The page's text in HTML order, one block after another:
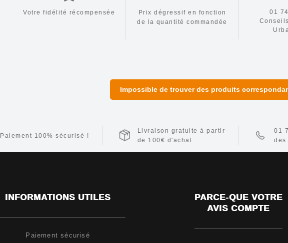
Votre fidélité récompensée
Prix dégressif en fonction
de la quantité commandée
01
Impossible de trouver des produits
Paiement 100% sécurisé !
Livraison gratuite à partir
de 100€ d'achat
01
des
INFORMATIONS UTILES
Paiement sécurisé
PARCE-QUE VOTRE
AVIS COMPTE